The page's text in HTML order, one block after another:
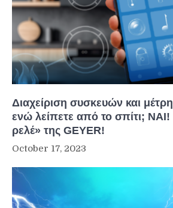
Διαχείριση συσκευών και
ενώ λείπετε από το σπίτι;
ρελέ» της GEYER!
October 17, 2023